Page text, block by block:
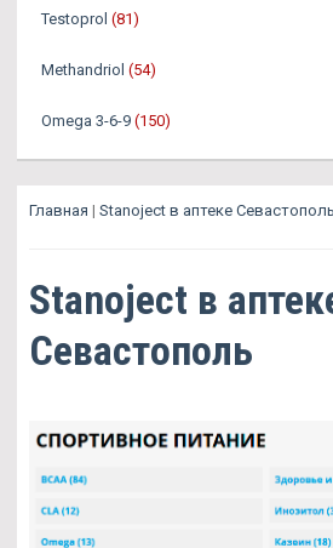
Testoprol (81)
Methandriol (54)
Omega 3-6-9 (150)
Главная | Stanoject в аптеке Севастополь
Stanoject в
Севастополь